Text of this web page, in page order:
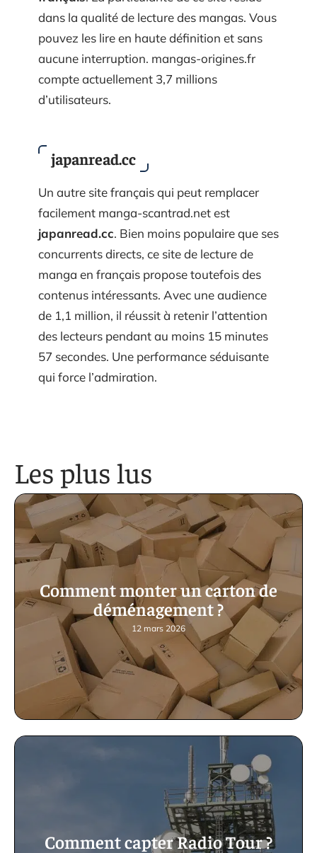
dans la qualité de lecture des mangas. Vous
pouvez les lire en haute définition et sans
aucune interruption. mangas-origines.fr
compte actuellement 3,7 millions
d’utilisateurs.
japanread.cc
Un autre site français qui peut remplacer
facilement manga-scantrad.net est
japanread.cc. Bien moins populaire que ses
concurrents directs, ce site de lecture de
manga en français propose toutefois des
contenus intéressants. Avec une audience
de 1,1 million, il réussit à retenir l’attention
des lecteurs pendant au moins 15 minutes
57 secondes. Une performance séduisante
qui force l’admiration.
Les plus lus
Comment monter un carton de
déménagement ?
12 mars 2026
Comment capter Radio Tour ?